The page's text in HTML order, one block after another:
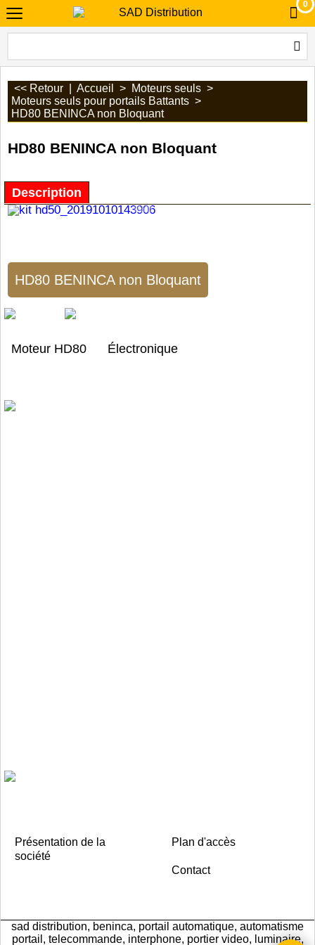
0
<< Retour Accueil > Moteurs seuls >
Moteurs seuls pour portails Battants >
HD80 BENINCA non Bloquant
HD80 BENINCA non Bloquant
Description
HD80 BENINCA non Bloquant
Moteur HD80 Électronique
Présentation de la
société
Plan d'accès
Contact
sad distribution, beninca, portail automatique, automatisme
portail, telecommande, interphone, portier video, luminaire,